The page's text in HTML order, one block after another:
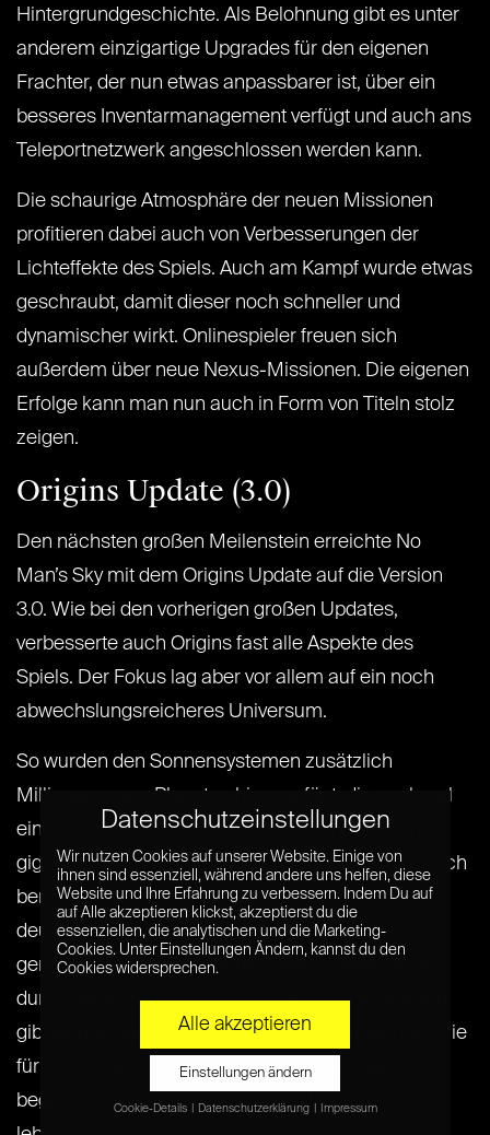
Hintergrundgeschichte. Als Belohnung gibt es unter
anderem einzigartige Upgrades für den eigenen
Frachter, der nun etwas anpassbarer ist, über ein
besseres Inventarmanagement verfügt und auch ans
Teleportnetzwerk angeschlossen werden kann.
Die schaurige Atmosphäre der neuen Missionen
profitieren dabei auch von Verbesserungen der
Lichteffekte des Spiels. Auch am Kampf wurde etwas
geschraubt, damit dieser noch schneller und
dynamischer wirkt. Onlinespieler freuen sich
außerdem über neue Nexus-Missionen. Die eigenen
Erfolge kann man nun auch in Form von Titeln stolz
zeigen.
Origins Update (3.0)
Den nächsten großen Meilenstein erreichte No
Man’s Sky mit dem Origins Update auf die Version
3.0. Wie bei den vorherigen großen Updates,
verbesserte auch Origins fast alle Aspekte des
Spiels. Der Fokus lag aber vor allem auf ein noch
abwechslungsreicheres Universum.
So wurden den Sonnensystemen zusätzlich
Millionen neuer Planeten hinzugefügt, die nochmal
ein Stückchen eindrucksvoller sind und etwa mit
gigantischeren Gebirgsformationen aufwarten. Auch
bereits existierende Planeten profitieren von einer
deutlich stärkeren Vielfalt, behalten aber ihren
generellen Charakter, damit Spieler-Basen nicht
durch die Änderungen zerstört werden. Außerdem
gibt es nun auch Systeme mit mehreren Sternen, die
für mehr Abwechslung sorgen. Auf den Planeten
beglücken uns neue Wolken und Wettereffekte,
Datenschutzeinstellungen
Wir nutzen Cookies auf unserer Website. Einige von
ihnen sind essenziell, während andere uns helfen, diese
Website und Ihre Erfahrung zu verbessern. Indem Du auf
auf Alle akzeptieren klickst, akzeptierst du die
essenziellen, die analytischen und die Marketing-
Cookies. Unter Einstellungen Ändern, kannst du den
Cookies widersprechen.
Alle akzeptieren
Einstellungen ändern
Cookie-Details Datenschutzerklärung Impressum